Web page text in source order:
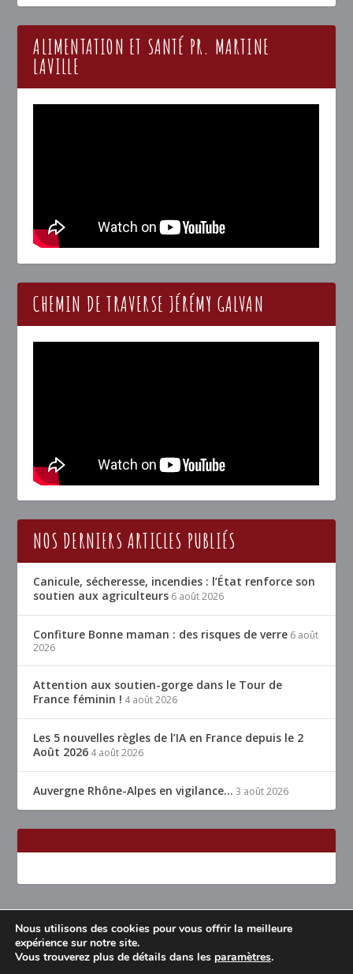
ALIMENTATION ET SANTÉ PR. MARTINE
LAVILLE
CHEMIN DE TRAVERSE JÉRÉMY GALVAN
NOS DERNIERS ARTICLES PUBLIÉS
Canicule, sécheresse, incendies : l’État renforce son
soutien aux agriculteurs 6 août 2026
Confiture Bonne maman : des risques de verre 6 août
2026
Attention aux soutien-gorge dans le Tour de
France féminin ! 4 août 2026
Les 5 nouvelles règles de l’IA en France depuis le 2
Août 2026 4 août 2026
Auvergne Rhône-Alpes en vigilance… 3 août 2026
Conçu parElegant Themes | Propulsé parWordPress
Accueil Restaurants Lyon & alentours
Mentions légales
Nous utilisons des cookies pour vous offrir la meilleure
expérience sur notre site.
Vous trouverez plus de détails dans les paramètres.